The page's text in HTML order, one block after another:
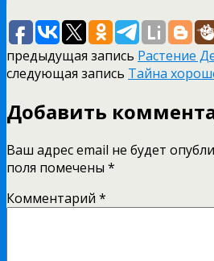
предыдущая запись Растение
следующая запись Тайна
Добавить
Ваш адрес email не будет
поля помечены *
Комментарий *